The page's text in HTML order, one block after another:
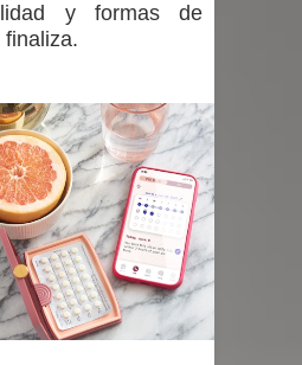
y formas de
finaliza.